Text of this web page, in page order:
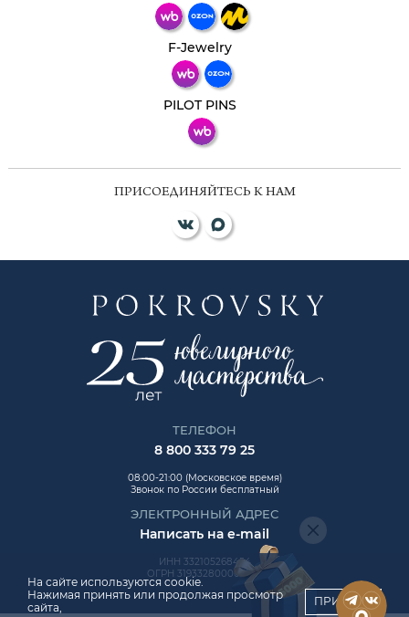
F-Jewelry
PILOT PINS
ПРИСОЕДИНЯЙТЕСЬ К НАМ
ТЕЛЕФОН
8 800 333 79 25
08:00-21:00 (Московское время)
Звонок по России бесплатный
ЭЛЕКТРОННЫЙ АДРЕС
Написать на e-mail
ИНН 332105268454
ОГРН 319332800006992
На сайте используются cookie.
Нажимая принять или продолжая просмотр
сайта,
ПРИНЯТЬ